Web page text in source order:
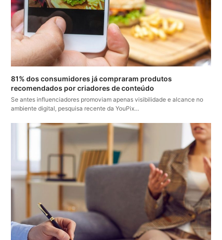
81% dos consumidores já compraram produtos
recomendados por criadores de conteúdo
Se antes influenciadores promoviam apenas visibilidade e alcance no
ambiente digital, pesquisa recente da YouPix…